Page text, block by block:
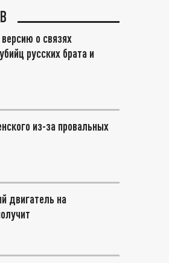
о связях
русских брата и
из-за провальных
двигатель на